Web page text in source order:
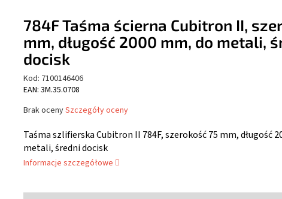
Taśma szlifierska Cubitron II 784F, szerokość 75 mm, długość
metali, średni docisk
Informacje szczegółowe
784F Taśma ścierna Cubitron II,
mm, długość 2000 mm, do metali,
docisk
Kod: 7100146406
EAN: 3M.35.0708
Średnia
produktu
wynosi
na
gwiazdek.
Brak ocenySzczegóły oceny